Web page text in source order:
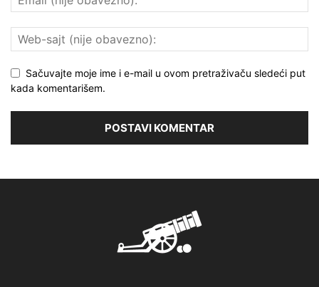
Sačuvajte moje ime i e-mail u ovom pretraživaču sledeći put
kada komentarišem.